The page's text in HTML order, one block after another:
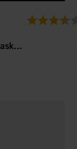
PRO Koiran heijastinliivi GPS-taskulla
Arvio: